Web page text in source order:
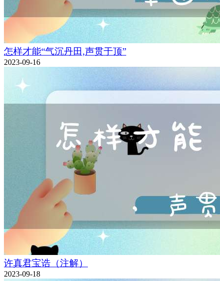
怎样才能“气沉丹田,声贯于顶”
2023-09-16
许真君宝诰（注解）
2023-09-18